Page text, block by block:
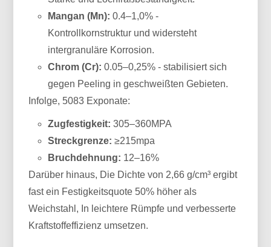
Mangan (Mn): 0.4–1,0% -
Kontrollkornstruktur und widersteht
intergranuläre Korrosion.
Chrom (Cr): 0.05–0,25% - stabilisiert sich
gegen Peeling in geschweißten Gebieten.
Infolge, 5083 Exponate:
Zugfestigkeit: 305–360MPA
Streckgrenze: ≥215mpa
Bruchdehnung: 12–16%
Darüber hinaus, Die Dichte von 2,66 g/cm³ ergibt
fast ein Festigkeitsquote 50% höher als
Weichstahl, In leichtere Rümpfe und verbesserte
Kraftstoffeffizienz umsetzen.